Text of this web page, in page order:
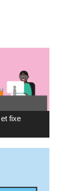
fixe